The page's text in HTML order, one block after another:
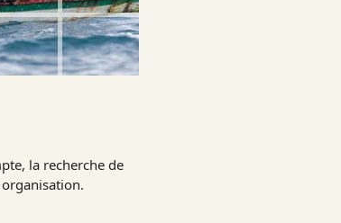
la recherche de